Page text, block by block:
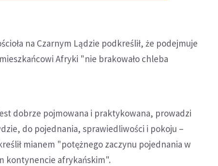
na Czarnym Lądzie podkreślił, że podejmuje
Afryki "nie brakowało chleba
dobrze pojmowana i praktykowana, prowadzi
do pojednania, sprawiedliwości i pokoju –
mianem "potężnego zaczynu pojednania w
kontynencie afrykańskim".